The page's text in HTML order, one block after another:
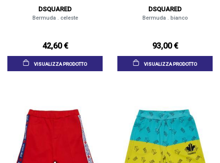
DSQUARED
Bermuda . celeste
42,60 €
VISUALIZZA PRODOTTO
DSQUARED
Bermuda . bianco
93,00 €
VISUALIZZA PRODOTTO